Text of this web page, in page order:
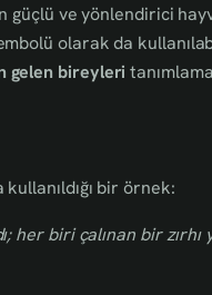
güçlü ve yönlendirici
olarak da
gelen bireyleri
bir örnek:
her biri çalınan bir